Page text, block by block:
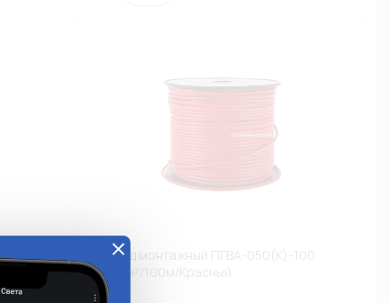
Провод монтажный ПГВА-050(К)-100
0,50мм²/100м/Красный